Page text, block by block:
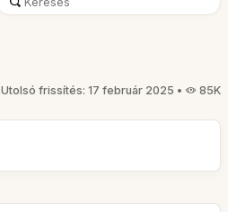
Utolsó frissítés: 17 február 2025 • 85K